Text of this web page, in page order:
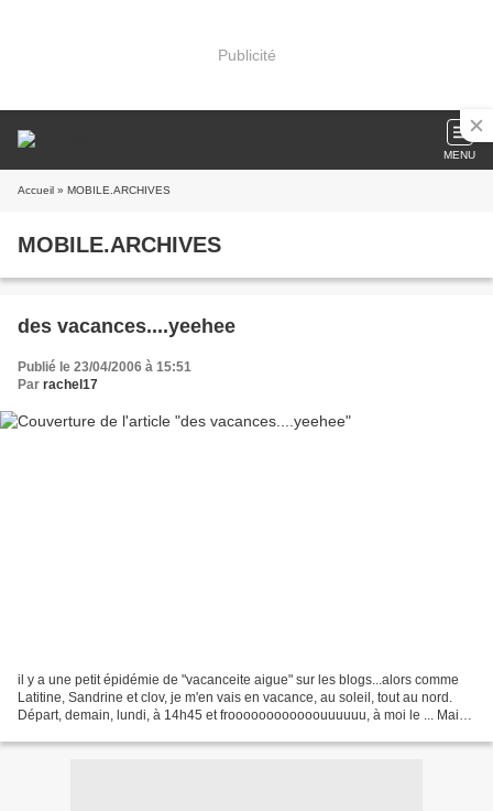
Publicité
MENU
Accueil » MOBILE.ARCHIVES
MOBILE.ARCHIVES
des vacances....yeehee
Publié le 23/04/2006 à 15:51
Par rachel17
il y a une petit épidémie de "vacanceite aigue" sur les blogs...alors comme
Latitine, Sandrine et clov, je m'en vais en vacance, au soleil, tout au nord.
Départ, demain, lundi, à 14h45 et froooooooooooouuuuuu, à moi le ... Mais